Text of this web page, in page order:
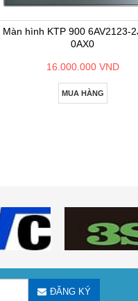
Màn hình KTP 900 6AV2123-
0AX0
16.000.000 VND
MUA HÀNG
ĐĂNG KÝ